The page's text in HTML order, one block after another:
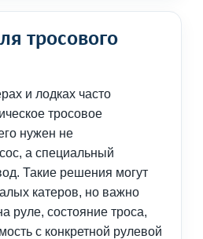
тросового
и лодках часто
тросовое
нужен не
а специальный
Такие решения могут
катеров, но важно
руле, состояние троса,
с конкретной рулевой